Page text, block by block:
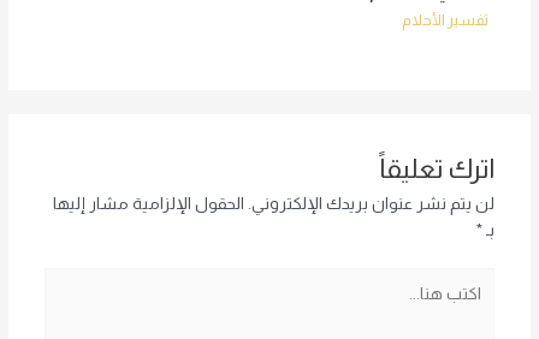
تفسير الأحلام
اترك تعليقاً
لن يتم نشر عنوان بريدك الإلكتروني. الحقول الإلزامية مشار إليها
بـ *